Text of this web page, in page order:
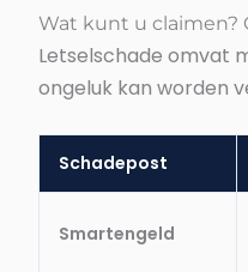
Wat kunt u claimen?
Letselschade omvat
ongeluk kan worden
Schadepost
Smartengeld